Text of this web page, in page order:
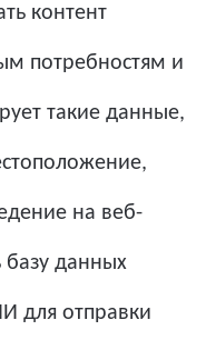
контент
потребностям и
такие данные,
на веб-
базу данных
для отправки